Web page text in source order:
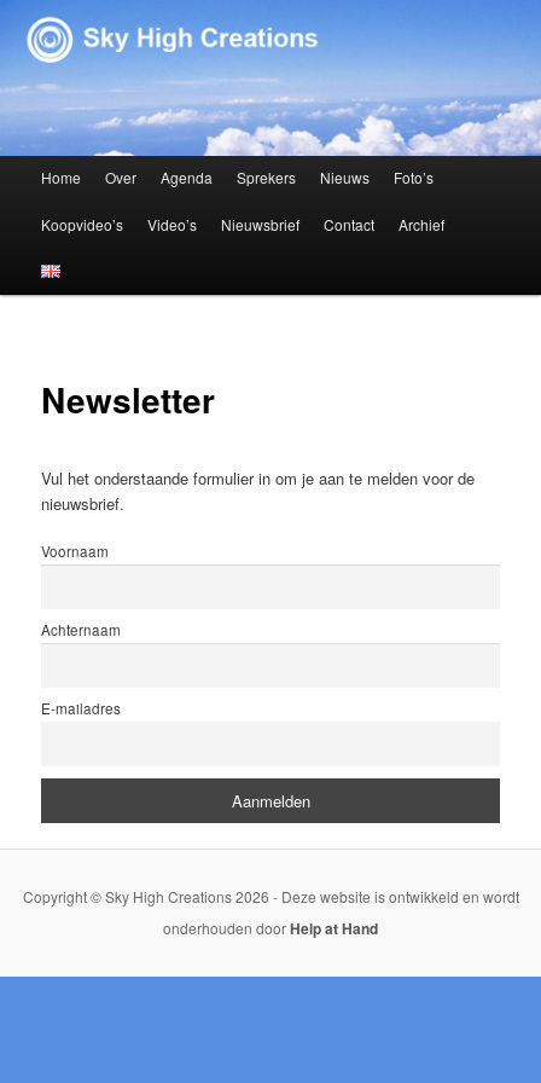
Sky High Creations
Spring naar de primaire inhoud
Spring naar de secundaire inhoud
Home Over Agenda Sprekers Nieuws Foto’s
Koopvideo’s Video’s Nieuwsbrief Contact Archief
Newsletter
Vul het onderstaande formulier in om je aan te melden voor de
nieuwsbrief.
Voornaam
Achternaam
E-mailadres
Copyright © Sky High Creations 2026 - Deze website is ontwikkeld en wordt
onderhouden doorHelp at Hand